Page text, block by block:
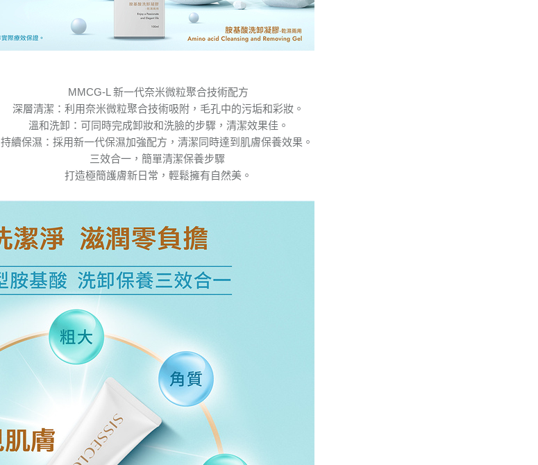
MMCG-L 新一代奈米微粒聚合技術配方
深層清潔：利用奈米微粒聚合技術吸附，毛孔中的污垢和彩妝。
溫和洗卸：可同時完成卸妝和洗臉的步驟，清潔效果佳。
持續保濕：採用新一代保濕加強配方，清潔同時達到肌膚保養效果。
三效合一，簡單清潔保養步驟
打造極簡護膚新日常，輕鬆擁有自然美。